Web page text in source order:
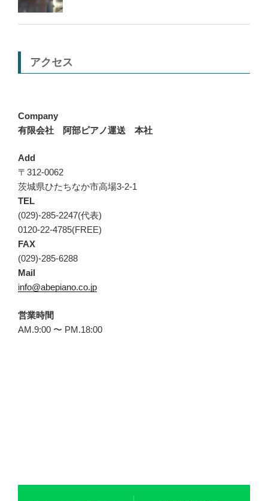
アクセス
Company
有限会社 阿部ピアノ運送 本社
Add
〒312-0062
茨城県ひたちなか市高場3-2-1
TEL
(029)-285-2247(代表)
0120-22-4785(FREE)
FAX
(029)-285-6288
Mail
info@abepiano.co.jp
営業時間
AM.9:00 〜 PM.18:00